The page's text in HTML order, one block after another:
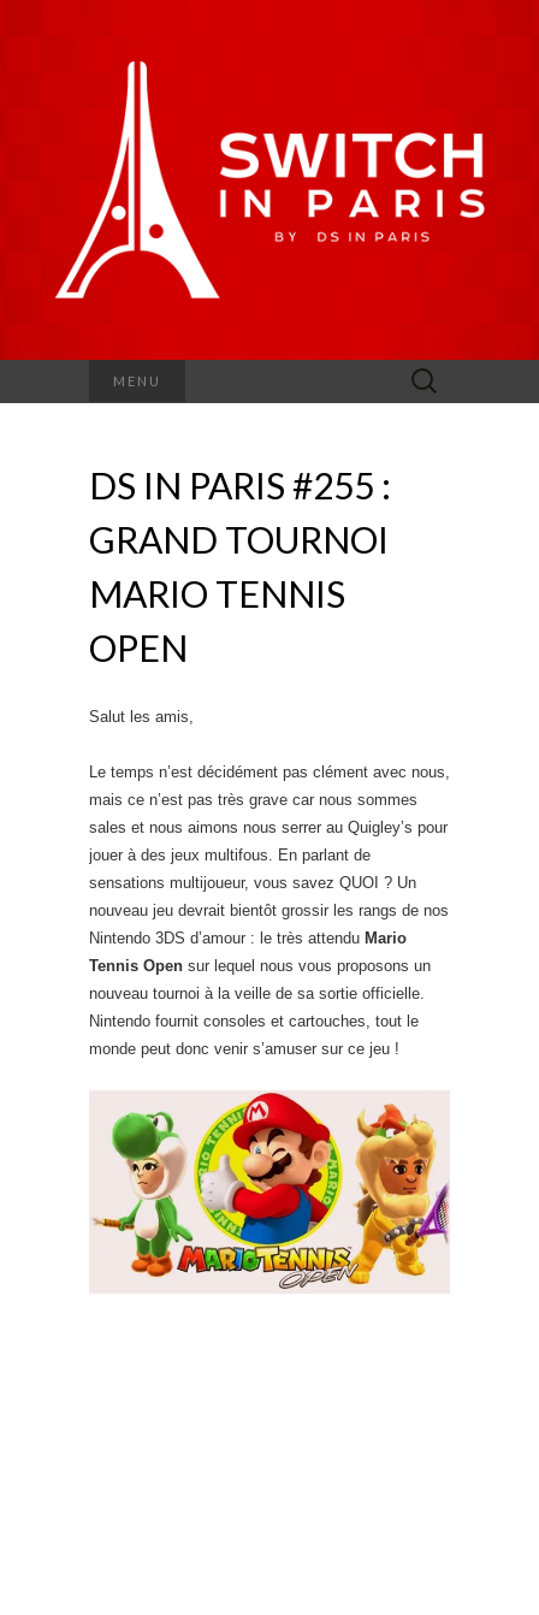
MENU Rechercher :
DS IN PARIS #255 :
GRAND TOURNOI
MARIO TENNIS
OPEN
Salut les amis,
Le temps n’est décidément pas clément avec nous,
mais ce n’est pas très grave car nous sommes
sales et nous aimons nous serrer au Quigley’s pour
jouer à des jeux multifous. En parlant de
sensations multijoueur, vous savez QUOI ? Un
nouveau jeu devrait bientôt grossir les rangs de nos
Nintendo 3DS d’amour : le très attendu Mario
Tennis Open sur lequel nous vous proposons un
nouveau tournoi à la veille de sa sortie officielle.
Nintendo fournit consoles et cartouches, tout le
monde peut donc venir s’amuser sur ce jeu !